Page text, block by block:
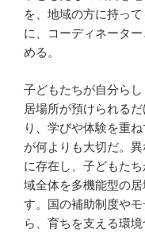
を、地域の方に持っ
に、コーディネータ
める。
子どもたちが自分ら
居場所が預けられる
り、学びや体験を重
が何よりも大切だ。
に存在し、子どもた
域全体を多機能型の
す。国の補助制度や
ら、育ちを支える環